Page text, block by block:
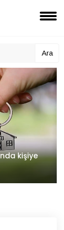
Ara